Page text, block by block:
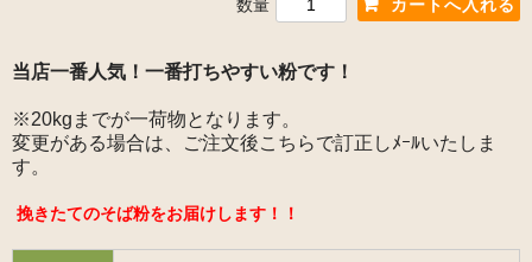
数量
当店一番人気！一番打ちやすい粉です！
※20kgまでが一荷物となります。
変更がある場合は、ご注文後こちらで訂正しﾒｰﾙいたしま
す。
挽きたてのそば粉をお届けします！！